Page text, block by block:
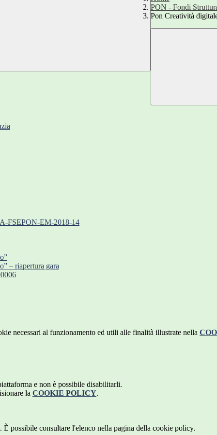
PON - Fondi
Pon Creatività
FSEPON-EM-2018-14
– riapertura gara
necessari al funzionamento ed utili alle finalità illustrate nella
e non è possibile disabilitarli.
la COOKIE POLICY.
possibile consultare l'elenco nella pagina della cookie policy.